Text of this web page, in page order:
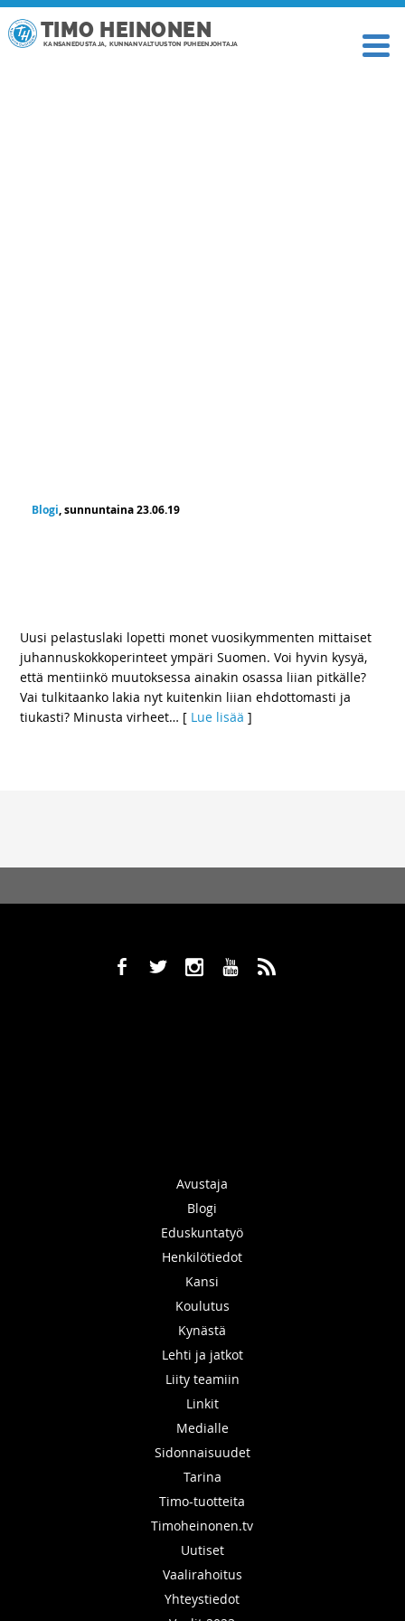
TIMO HEINONEN
KANSANEDUSTAJA, KUNNANVALTUUSTON PUHEENJOHTAJA
Blogi, sunnuntaina 23.06.19
Uusi pelastuslaki lopetti monet vuosikymmenten mittaiset
juhannuskokkoperinteet ympäri Suomen. Voi hyvin kysyä,
että mentiinkö muutoksessa ainakin osassa liian pitkälle?
Vai tulkitaanko lakia nyt kuitenkin liian ehdottomasti ja
tiukasti? Minusta virheet… [ Lue lisää ]
b a x r ,
Avustaja
Blogi
Eduskuntatyö
Henkilötiedot
Kansi
Koulutus
Kynästä
Lehti ja jatkot
Liity teamiin
Linkit
Medialle
Sidonnaisuudet
Tarina
Timo-tuotteita
Timoheinonen.tv
Uutiset
Vaalirahoitus
Yhteystiedot